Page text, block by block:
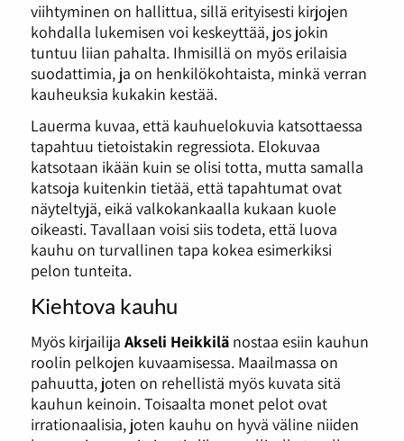
viihtyminen on hallittua, sillä erityisesti kirjojen
kohdalla lukemisen voi keskeyttää, jos jokin
tuntuu liian pahalta. Ihmisillä on myös erilaisia
suodattimia, ja on henkilökohtaista, minkä verran
kauheuksia kukakin kestää.
Lauerma kuvaa, että kauhuelokuvia katsottaessa
tapahtuu tietoistakin regressiota. Elokuvaa
katsotaan ikään kuin se olisi totta, mutta samalla
katsoja kuitenkin tietää, että tapahtumat ovat
näyteltyjä, eikä valkokankaalla kukaan kuole
oikeasti. Tavallaan voisi siis todeta, että luova
kauhu on turvallinen tapa kokea esimerkiksi
pelon tunteita.
Kiehtova kauhu
Myös kirjailija Akseli Heikkilänostaa esiin kauhun
roolin pelkojen kuvaamisessa. Maailmassa on
pahuutta, joten on rehellistä myös kuvata sitä
kauhun keinoin. Toisaalta monet pelot ovat
irrationaalisia, joten kauhu on hyvä väline niiden